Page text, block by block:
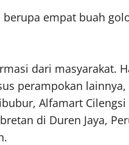
empat buah
dari masyarakat.
perampokan
Alfamart Cilengsi
di Duren Jaya,